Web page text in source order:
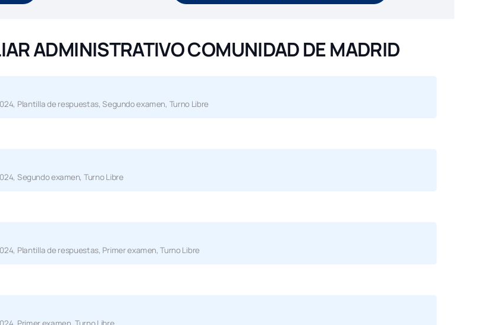
ADMINISTRATIVO COMUNIDAD DE MADRID
, Plantilla de respuestas,Segundo examen, Turno Libre
,Segundo examen,Turno Libre
, Plantilla de respuestas, Primer examen,Turno Libre
, Primer examen, Turno Libre